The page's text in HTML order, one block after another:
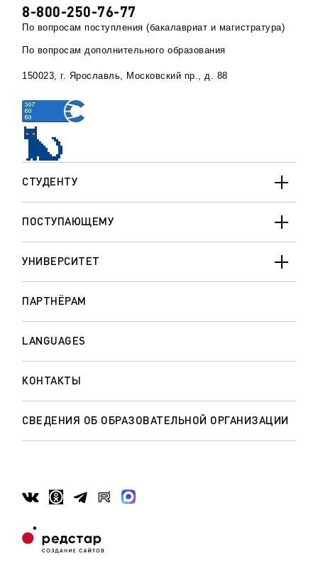
СТУДЕНТУ
ПОСТУПАЮЩЕМУ
УНИВЕРСИТЕТ
ПАРТНЁРАМ
LANGUAGES
КОНТАКТЫ
СВЕДЕНИЯ ОБ ОБРАЗОВАТЕЛЬНОЙ ОРГАНИЗАЦИИ
8-800-250-76-77
По вопросам поступления (бакалавриат и магистратура)
По вопросам дополнительного образования
150023, г. Ярославль, Московский пр., д. 88